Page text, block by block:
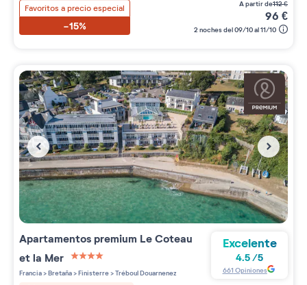
Favoritos a precio especial
-15%
a partir de112€
96 €
2 noches del 09/10 al 11/10
Apartamentos premium Le Coteau
et la Mer
4 étoiles sur 5
Francia>Bretaña>Finisterre>Tréboul Douarnenez
Excelente
4.5/5
661 Opiniones